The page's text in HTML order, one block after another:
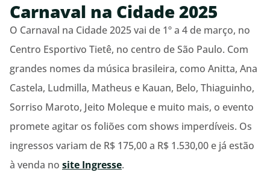
Carnaval na Cidade 2025
O Carnaval na Cidade 2025 vai de 1º a 4 de março, no
Centro Esportivo Tietê, no centro de São Paulo. Com
grandes nomes da música brasileira, como Anitta, Ana
Castela, Ludmilla, Matheus e Kauan, Belo, Thiaguinho,
Sorriso Maroto, Jeito Moleque e muito mais, o evento
promete agitar os foliões com shows imperdíveis. Os
ingressos variam de R$ 175,00 a R$ 1.530,00 e já estão
à venda no site Ingresse.